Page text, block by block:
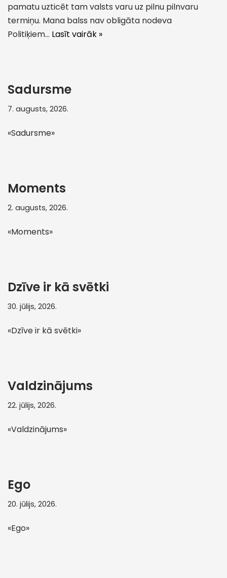
pamatu uzticēt tam valsts varu uz pilnu pilnvaru
termiņu. Mana balss nav obligāta nodeva
Politiķiem… Lasīt vairāk »
Sadursme
7. augusts, 2026.
«Sadursme»
Moments
2. augusts, 2026.
«Moments»
Dzīve ir kā svētki
30. jūlijs, 2026.
«Dzīve ir kā svētki»
Valdzinājums
22. jūlijs, 2026.
«Valdzinājums»
Ego
20. jūlijs, 2026.
«Ego»